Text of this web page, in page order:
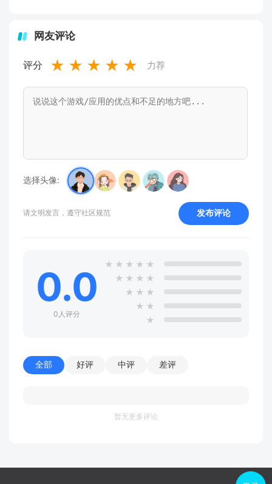
网友评论
评分 ★ ★ ★ ★ ★ 力荐
选择头像:
请文明发言，遵守社区规范 发布评论
0.0
0人评分
★ ★ ★ ★ ★
★ ★ ★ ★
★ ★ ★
★ ★
★
全部 好评 中评 差评
暂无更多评论